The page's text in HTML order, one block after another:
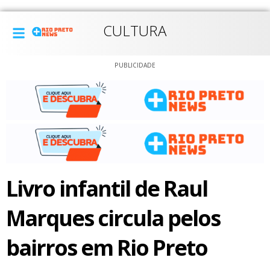
CULTURA
PUBLICIDADE
Livro infantil de Raul
Marques circula pelos
bairros em Rio Preto